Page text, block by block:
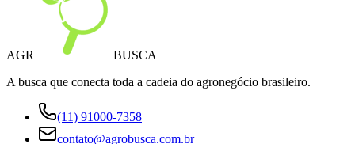
AGR
BUSCA
A busca que conecta toda a cadeia do agronegócio brasileiro.
(11) 91000-7358
contato@agrobusca.com.br